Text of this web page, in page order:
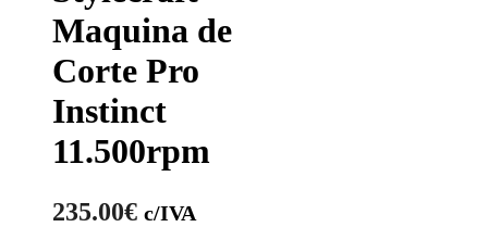
Maquina de
Corte Pro
Instinct
11.500rpm
235.00€ c/IVA